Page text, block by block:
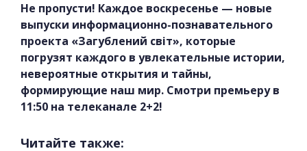
Не пропусти! Каждое воскресенье — новые
выпуски информационно-познавательного
проекта «Загублений світ», которые
погрузят каждого в увлекательные истории,
невероятные открытия и тайны,
формирующие наш мир. Смотри премьеру в
11:50 на телеканале 2+2!
Читайте также: